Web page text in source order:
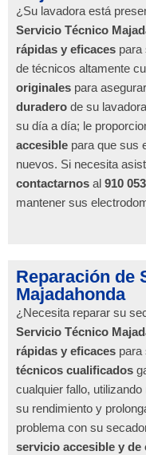
¿Su lavadora está
Servicio Técnico
rápidas y eficaces para
de técnicos altamente
originales para
duradero de su
su día a día; le
accesible para que sus
nuevos. Si necesita
contactarnos al 910
mantener sus
Reparación de
Majadahonda
¿Necesita reparar su
Servicio Técnico
rápidas y eficaces para
técnicos cualificados
cualquier fallo, utilizando
su rendimiento y
problema con su
servicio accesible y de